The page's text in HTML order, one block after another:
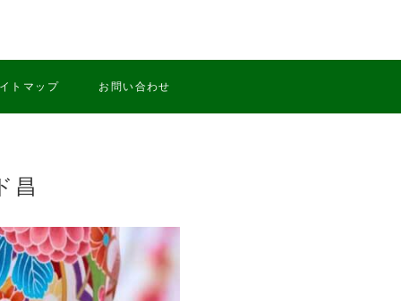
トマップ お問い合わせ
昌